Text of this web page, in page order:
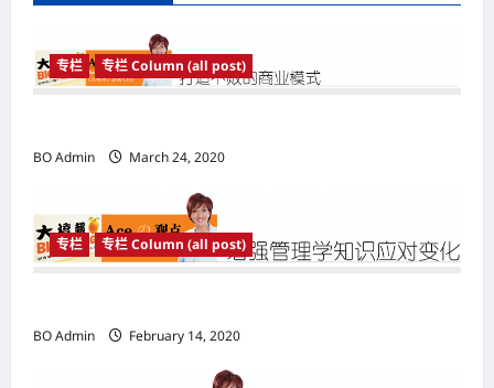
g
a
i
n
专栏 专栏 Column (all post)
BO Admin March 24, 2020
专栏 专栏 Column (all post)
BO Admin February 14, 2020